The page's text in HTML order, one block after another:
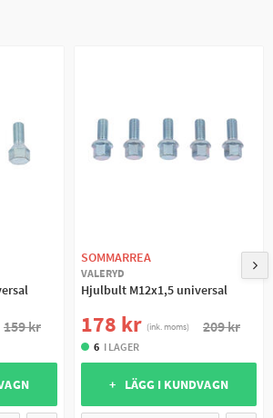
159 kr
SOMMARREA
VALERYD
Hjulbult M12x1,5 universal
178 kr (ink. moms) 209 kr
6 I LAGER
+ LÄGG I KUNDVAGN